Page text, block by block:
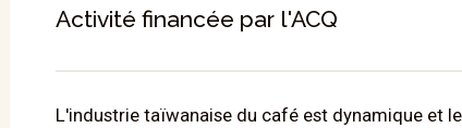
Activité financée par l'ACQ
L'industrie taïwanaise du café est dynamique et